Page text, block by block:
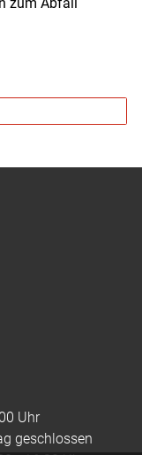
Uhr
geschlossen